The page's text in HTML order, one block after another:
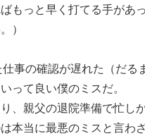
もっと早く打てる手が
）
事の確認が遅れた（だる
って良い僕のミスだ。
、親父の退院準備で忙し
本当に最悪のミスと言わざ